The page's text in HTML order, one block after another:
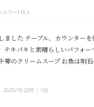
ロワー116人
ました テーブル、カウンター
テキパキと素晴らしいパフォ
蒡のクリームスープ お魚は明
2025/10 訪問 1回